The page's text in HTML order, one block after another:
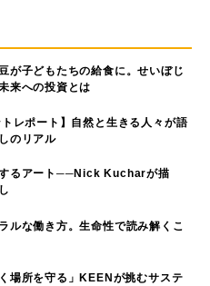
が子どもたちの給食に。せいぼじ
来への投資とは
トレポート】自然と生きる人々が語
のリアル
るアート──Nick Kucharが描
ルな働き方。生命性で読み解くこ
場所を守る」KEENが挑むサステ